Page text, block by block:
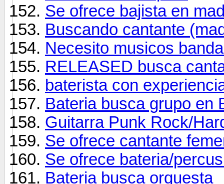
Se ofrece bajista en
Buscando cantante
Necesito musicos
RELEASED busca
baterista con
Bateria busca grupo en
Guitarra Punk Rock/
Se ofrece cantante
Se ofrece bateria/
Bateria busca orquesta